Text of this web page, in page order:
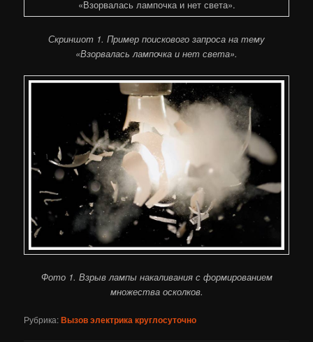
Скриншот 1. Пример поискового запроса на тему
«Взорвалась лампочка и нет света».
Фото 1. Взрыв лампы накаливания с формированием
множества осколков.
Рубрика:Вызов электрика круглосуточно